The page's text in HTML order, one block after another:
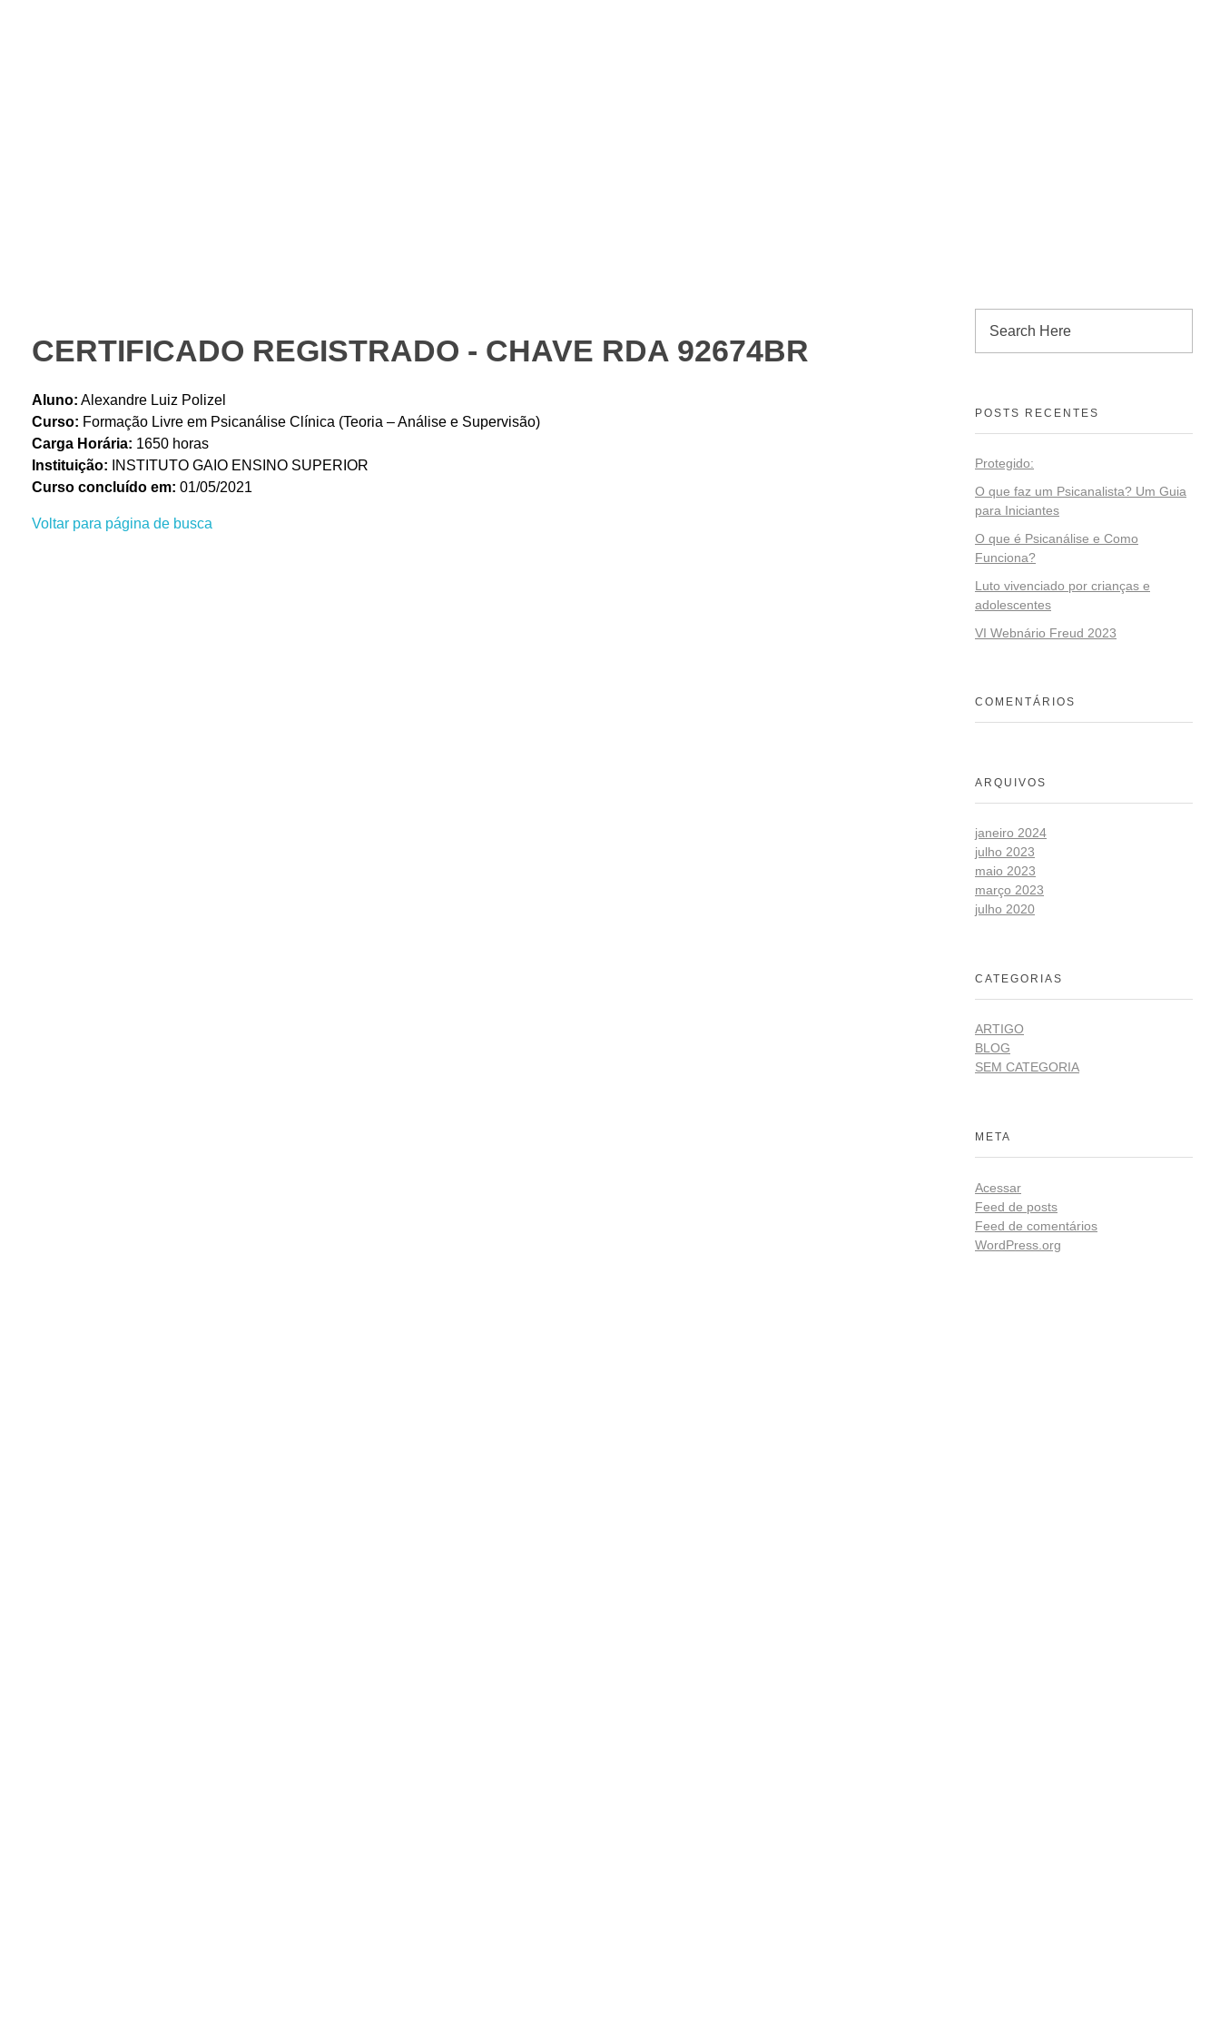
CERTIFICADO REGISTRADO - CHAVE RDA 92674BR
Aluno: Alexandre Luiz Polizel
Curso: Formação Livre em Psicanálise Clínica (Teoria – Análise e Supervisão)
Carga Horária: 1650 horas
Instituição: INSTITUTO GAIO ENSINO SUPERIOR
Curso concluído em: 01/05/2021
Voltar para página de busca
POSTS RECENTES
Protegido:
O que faz um Psicanalista? Um Guia
para Iniciantes
O que é Psicanálise e Como
Funciona?
Luto vivenciado por crianças e
adolescentes
VI Webnário Freud 2023
COMENTÁRIOS
ARQUIVOS
janeiro 2024
julho 2023
maio 2023
março 2023
julho 2020
CATEGORIAS
ARTIGO
BLOG
SEM CATEGORIA
META
Acessar
Feed de posts
Feed de comentários
WordPress.org